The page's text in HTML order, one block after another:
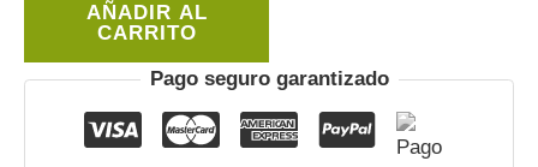
Castro
AÑADIR AL
CARRITO
Pago seguro garantizado